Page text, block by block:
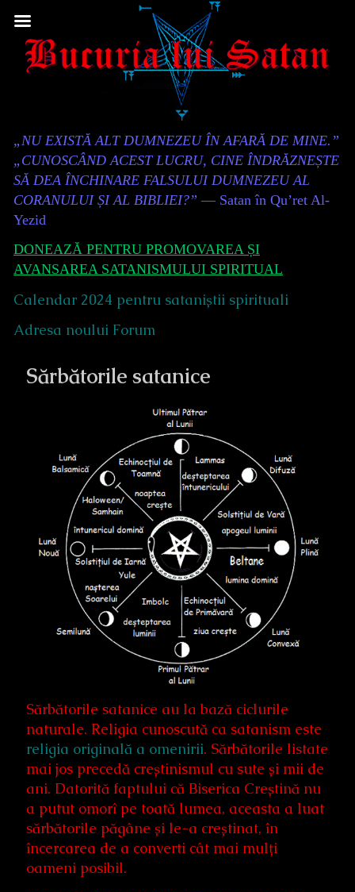
to
Content
Header
„NU EXISTĂ ALT DUMNEZEU ÎN AFARĂ DE MINE.”
„CUNOSCÂND ACEST LUCRU, CINE ÎNDRĂZNEȘTE
SĂ DEA ÎNCHINARE FALSULUI DUMNEZEU AL
CORANULUI ȘI AL BIBLIEI?” — Satan în Qu’ret Al-
Yezid
DONEAZĂ PENTRU PROMOVAREA ȘI
AVANSAREA SATANISMULUI SPIRITUAL
Calendar 2024 pentru sataniștii spirituali
Adresa noului Forum
Sărbătorile satanice
Sărbătorile satanice au la bază ciclurile
naturale. Religia cunoscută ca satanism este
religia originală a omenirii. Sărbătorile listate
mai jos precedă creștinismul cu sute și mii de
ani. Datorită faptului că Biserica Creștină nu
a putut omorî pe toată lumea, aceasta a luat
sărbătorile păgâne și le-a creștinat, în
încercarea de a converti cât mai mulți
oameni posibil.